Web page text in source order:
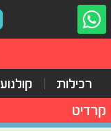
רכילות קולנוע
קרדיט